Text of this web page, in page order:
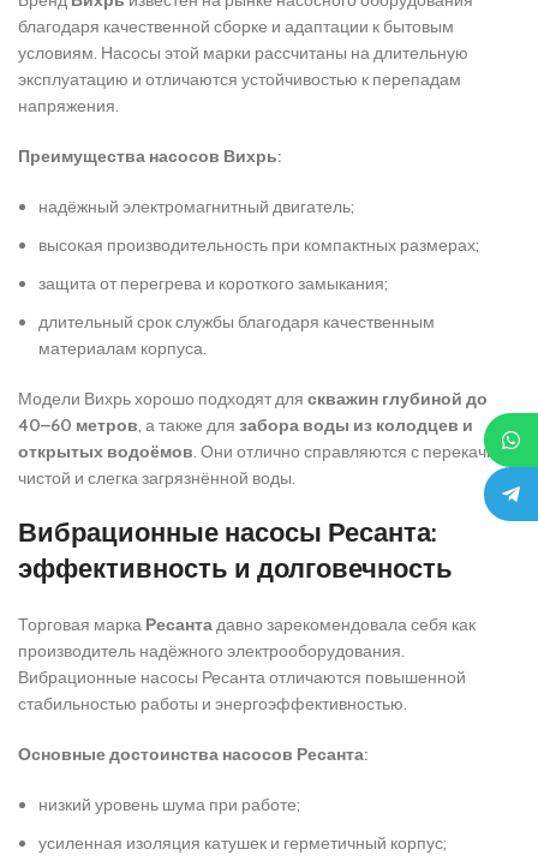
благодаря качественной сборке и адаптации к бытовым
условиям. Насосы этой марки рассчитаны на длительную
эксплуатацию и отличаются устойчивостью к перепадам
напряжения.
Преимущества насосов Вихрь:
надёжный электромагнитный двигатель;
высокая производительность при компактных размерах;
защита от перегрева и короткого замыкания;
длительный срок службы благодаря качественным
материалам корпуса.
Модели Вихрь хорошо подходят для скважин глубиной до
40–60 метров, а также для забора воды из колодцев и
открытых водоёмов. Они отлично справляются с перекачкой
чистой и слегка загрязнённой воды.
Вибрационные насосы Ресанта:
эффективность и долговечность
Торговая марка Ресантадавно зарекомендовала себя как
производитель надёжного электрооборудования.
Вибрационные насосы Ресанта отличаются повышенной
стабильностью работы и энергоэффективностью.
Основные достоинства насосов Ресанта:
низкий уровень шума при работе;
усиленная изоляция катушек и герметичный корпус;